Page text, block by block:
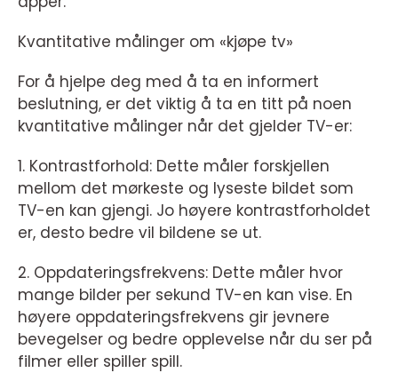
Kvantitative målinger om «kjøpe tv»
For å hjelpe deg med å ta en informert
beslutning, er det viktig å ta en titt på noen
kvantitative målinger når det gjelder TV-er:
1. Kontrastforhold: Dette måler forskjellen
mellom det mørkeste og lyseste bildet som
TV-en kan gjengi. Jo høyere kontrastforholdet
er, desto bedre vil bildene se ut.
2. Oppdateringsfrekvens: Dette måler hvor
mange bilder per sekund TV-en kan vise. En
høyere oppdateringsfrekvens gir jevnere
bevegelser og bedre opplevelse når du ser på
filmer eller spiller spill.